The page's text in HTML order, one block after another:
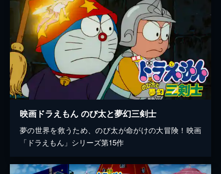
映画ドラえもん のび太と夢幻三剣士
夢の世界を救うため、のび太が命がけの大冒険！映画
「ドラえもん」シリーズ第15作